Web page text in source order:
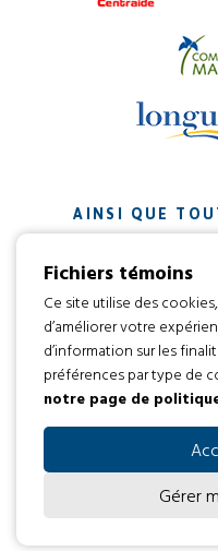
AINSI QUE
ORGANISMES
CONTRIBUÉ
Tous droits
Fichiers témoins
Ce site utilise des
d’améliorer votre
d’information sur les
préférences par type de
notre page de
Gérer